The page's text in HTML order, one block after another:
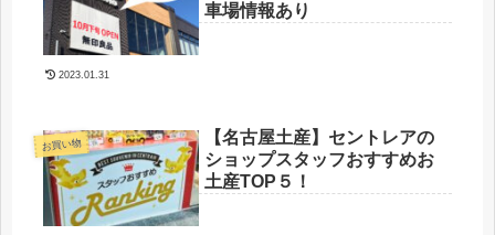
車場情報あり
2023.01.31
お買い物
【名古屋土産】セントレアの
ショップスタッフおすすめお
土産TOP５！